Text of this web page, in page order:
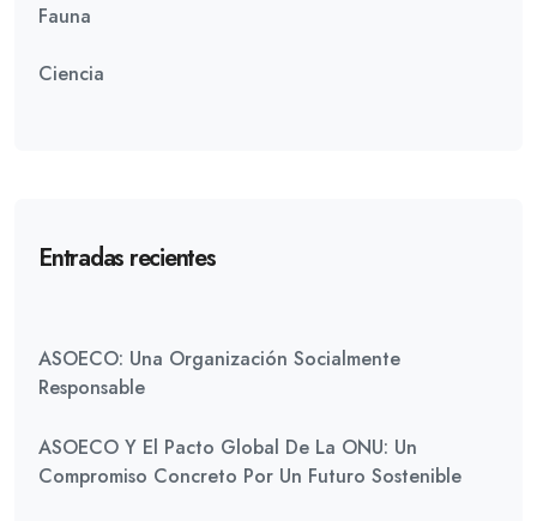
Fauna
Ciencia
Entradas recientes
ASOECO: Una Organización Socialmente
Responsable
ASOECO Y El Pacto Global De La ONU: Un
Compromiso Concreto Por Un Futuro Sostenible